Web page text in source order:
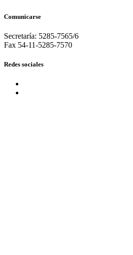
Comunicarse
Secretaría: 5285-7565/6
Fax 54-11-5285-7570
Redes sociales